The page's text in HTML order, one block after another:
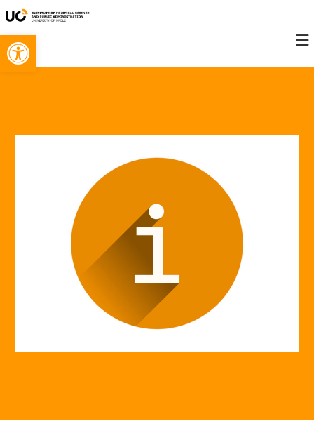
Open toolbar
Te pliki cookie
opcjonalne. Są
one potrzebne